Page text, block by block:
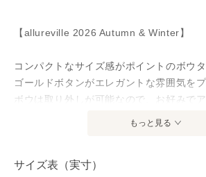
【allureville 2026 Autumn & Winter】
コンパクトなサイズ感がポイントのボウタ
ゴールドボタンがエレガントな雰囲気をプ
ボウは取り外しが可能なので、お好みで
しなやかで柔らかさのある風合いです。
もっと見る
サイズ表（実寸）